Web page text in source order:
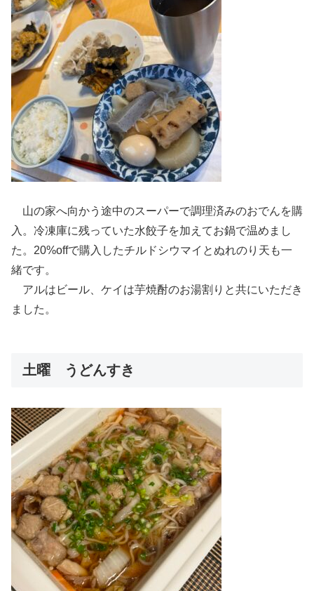
山の家へ向かう途中のスーパーで調理済みのおでんを購
入。冷凍庫に残っていた水餃子を加えてお鍋で温めまし
た。20%offで購入したチルドシウマイとぬれのり天も一
緒です。
アルはビール、ケイは芋焼酎のお湯割りと共にいただき
ました。
土曜 うどんすき